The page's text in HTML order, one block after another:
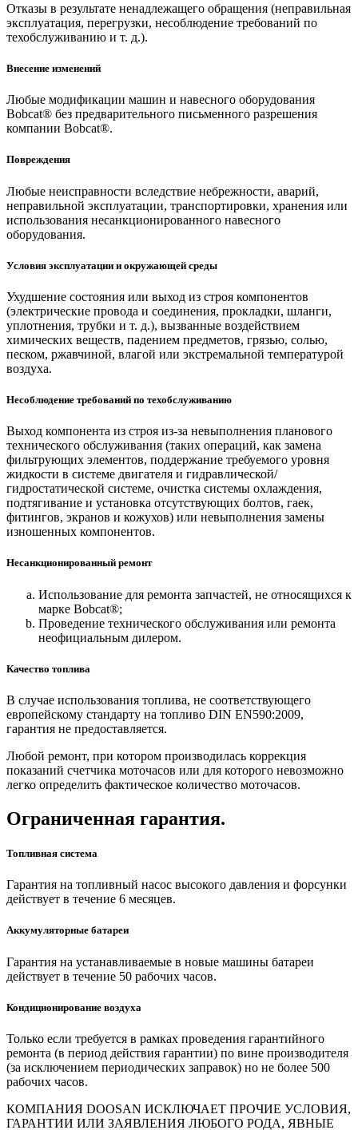
Отказы в результате ненадлежащего обращения (неправильная
эксплуатация, перегрузки, несоблюдение требований по
техобслуживанию и т. д.).
Внесение изменений
Любые модификации машин и навесного оборудования
Bobcat® без предварительного письменного разрешения
компании Bobcat®.
Повреждения
Любые неисправности вследствие небрежности, аварий,
неправильной эксплуатации, транспортировки, хранения или
использования несанкционированного навесного
оборудования.
Условия эксплуатации и окружающей среды
Ухудшение состояния или выход из строя компонентов
(электрические провода и соединения, прокладки, шланги,
уплотнения, трубки и т. д.), вызванные воздействием
химических веществ, падением предметов, грязью, солью,
песком, ржавчиной, влагой или экстремальной температурой
воздуха.
Несоблюдение требований по техобслуживанию
Выход компонента из строя из-за невыполнения планового
технического обслуживания (таких операций, как замена
фильтрующих элементов, поддержание требуемого уровня
жидкости в системе двигателя и гидравлической/
гидростатической системе, очистка системы охлаждения,
подтягивание и установка отсутствующих болтов, гаек,
фитингов, экранов и кожухов) или невыполнения замены
изношенных компонентов.
Несанкционированный ремонт
Использование для ремонта запчастей, не относящихся к
марке Bobcat®;
Проведение технического обслуживания или ремонта
неофициальным дилером.
Качество топлива
В случае использования топлива, не соответствующего
европейскому стандарту на топливо DIN EN590:2009,
гарантия не предоставляется.
Любой ремонт, при котором производилась коррекция
показаний счетчика моточасов или для которого невозможно
легко определить фактическое количество моточасов.
Ограниченная гарантия.
Топливная система
Гарантия на топливный насос высокого давления и форсунки
действует в течение 6 месяцев.
Аккумуляторные батареи
Гарантия на устанавливаемые в новые машины батареи
действует в течение 50 рабочих часов.
Кондиционирование воздуха
Только если требуется в рамках проведения гарантийного
ремонта (в период действия гарантии) по вине производителя
(за исключением периодических заправок) но не более 500
рабочих часов.
КОМПАНИЯ DOOSAN ИСКЛЮЧАЕТ ПРОЧИЕ УСЛОВИЯ,
ГАРАНТИИ ИЛИ ЗАЯВЛЕНИЯ ЛЮБОГО РОДА, ЯВНЫЕ